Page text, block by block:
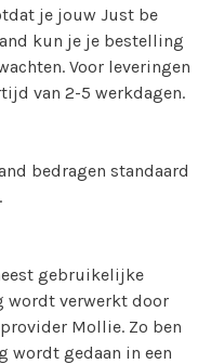
je jouw Just be
kun je je bestelling
Voor leveringen
van 2-5 werkdagen.
bedragen standaard
gebruikelijke
wordt verwerkt door
Mollie. Zo ben
wordt gedaan in een